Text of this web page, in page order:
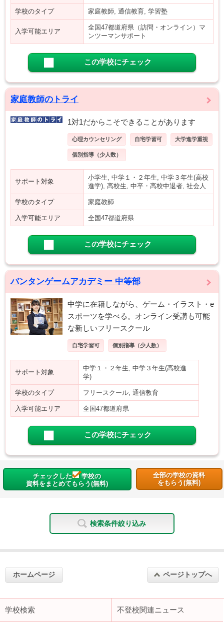
学校のタイプ 家庭教師, 通信教育, 学習塾
入学可能エリア
全国47都道府県（訪問・オンライン）マ
ンツーマンサポート
この学校にチェック
家庭教師のトライ
1対1だからこそできることがあります
心理カウンセリング 自宅学習可 大学進学重視
個別指導（少人数）
サポート対象
小学生, 中学１・２年生, 中学３年生(高校
進学), 高校生, 中卒・高校中退者, 社会人
学校のタイプ 家庭教師
入学可能エリア 全国47都道府県
この学校にチェック
バンタンゲームアカデミー 中等部
中学に在籍しながら、ゲーム・イラスト・e
スポーツを学べる。オンライン受講も可能
な新しいフリースクール
自宅学習可 個別指導（少人数）
サポート対象
中学１・２年生, 中学３年生(高校進
学)
学校のタイプ フリースクール, 通信教育
入学可能エリア 全国47都道府県
この学校にチェック
チェックした
学校の
資料をまとめてもらう(無料)
全部の学校の資料
をもらう(無料)
検索条件絞り込み
ホームページ ページトップへ
学校検索 不登校関連ニュース